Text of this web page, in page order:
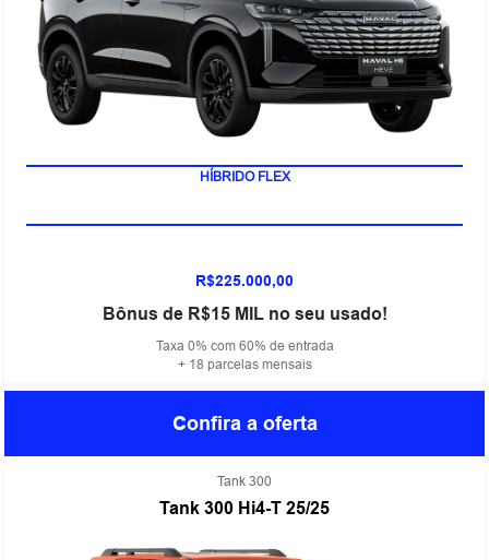
HÍBRIDO FLEX
R$225.000,00
Bônus de R$15 MIL no seu usado!
Taxa 0% com 60% de entrada
+ 18 parcelas mensais
Confira a oferta
Tank 300
Tank 300 Hi4-T 25/25